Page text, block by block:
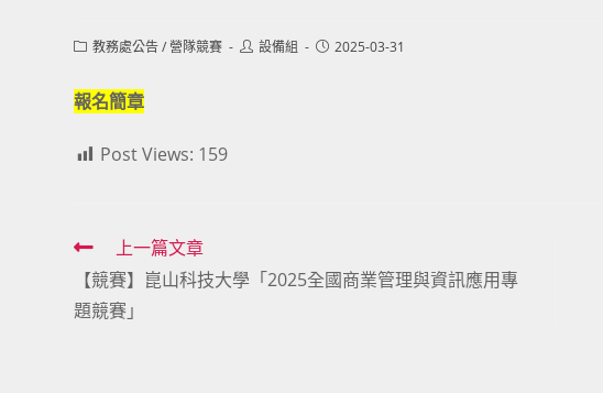
Post教務處公告/營隊競賽
Post設備組
Post2025-03-31
報名簡章
Post Views: 159
Read
more
articles
上一篇文章
【競賽】崑山科技大學「2025全國商業管理與資訊應用專
題競賽」